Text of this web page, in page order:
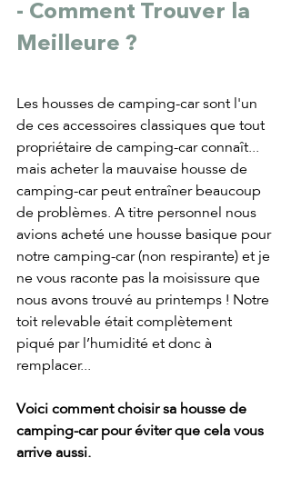
- Comment Trouver la
Meilleure ?
Les housses de camping-car sont l'un
de ces accessoires classiques que tout
propriétaire de camping-car connaît...
mais acheter la mauvaise housse de
camping-car peut entraîner beaucoup
de problèmes. A titre personnel nous
avions acheté une housse basique pour
notre camping-car (non respirante) et je
ne vous raconte pas la moisissure que
nous avons trouvé au printemps ! Notre
toit relevable était complètement
piqué par l’humidité et donc à
remplacer...
Voici comment choisir sa housse de
camping-car pour éviter que cela vous
arrive aussi.